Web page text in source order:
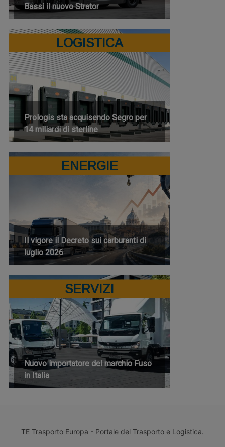
Bassi il nuovo Strator
LOGISTICA
Prologis sta acquisendo Segro per
14 miliardi di sterline
ENERGIE
Il vigore il Decreto sui carburanti di
luglio 2026
SERVIZI
Nuovo importatore del marchio Fuso
in Italia
TE Trasporto Europa - Portale del Trasporto e Logistica.